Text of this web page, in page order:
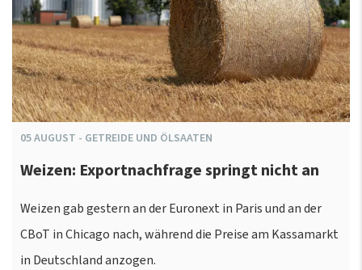
05AUGUST - GETREIDE UND ÖLSAATEN
Weizen: Exportnachfrage springt nicht an
Weizen gab gestern an der Euronext in Paris und an der
CBoT in Chicago nach, während die Preise am Kassamarkt
in Deutschland anzogen.